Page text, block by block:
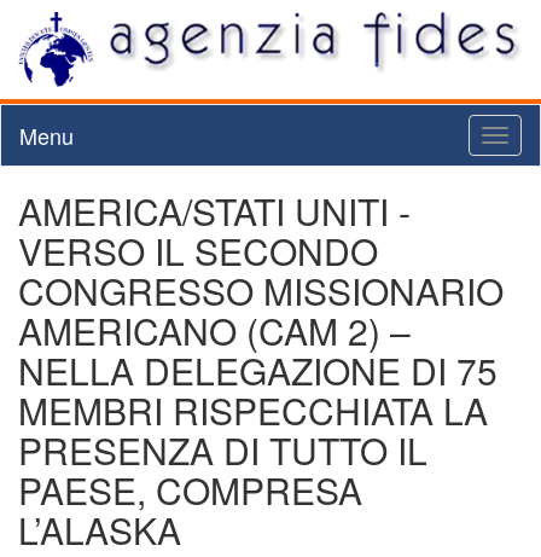
Menu
AMERICA/STATI UNITI -
VERSO IL SECONDO
CONGRESSO MISSIONARIO
AMERICANO (CAM 2) –
NELLA DELEGAZIONE DI 75
MEMBRI RISPECCHIATA LA
PRESENZA DI TUTTO IL
PAESE, COMPRESA
L’ALASKA